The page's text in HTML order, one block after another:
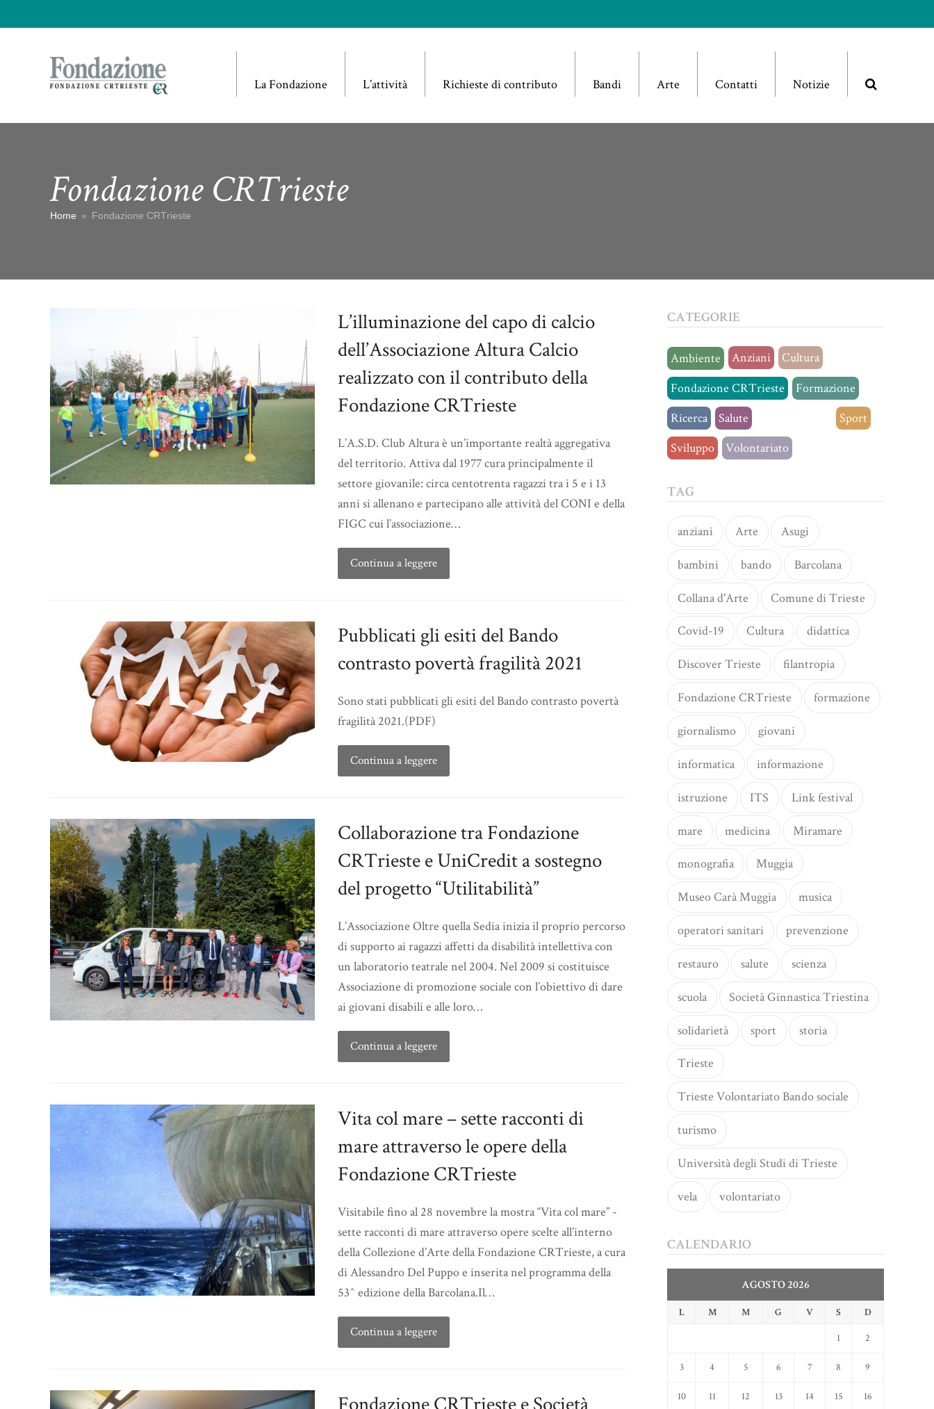
La Fondazione L’attività Richieste di contributo Bandi Arte Contatti Notizie
Fondazione CRTrieste
Home » Fondazione CRTrieste
L’illuminazione del capo di calcio
dell’Associazione Altura Calcio
realizzato con il contributo della
Fondazione CRTrieste
L’A.S.D. Club Altura è un’importante realtà aggregativa
del territorio. Attiva dal 1977 cura principalmente il
settore giovanile: circa centotrenta ragazzi tra i 5 e i 13
anni si allenano e partecipano alle attività del CONI e della
FIGC cui l’associazione…
Continua a leggere
Pubblicati gli esiti del Bando
contrasto povertà fragilità 2021
Sono stati pubblicati gli esiti del Bando contrasto povertà
fragilità 2021.(PDF)
Continua a leggere
Collaborazione tra Fondazione
CRTrieste e UniCredit a sostegno
del progetto “Utilitabilità”
L’Associazione Oltre quella Sedia inizia il proprio percorso
di supporto ai ragazzi affetti da disabilità intellettiva con
un laboratorio teatrale nel 2004. Nel 2009 si costituisce
Associazione di promozione sociale con l’obiettivo di dare
ai giovani disabili e alle loro…
Continua a leggere
Vita col mare – sette racconti di
mare attraverso le opere della
Fondazione CRTrieste
Visitabile fino al 28 novembre la mostra “Vita col mare” -
sette racconti di mare attraverso opere scelte all’interno
della Collezione d’Arte della Fondazione CRTrieste, a cura
di Alessandro Del Puppo e inserita nel programma della
53^ edizione della Barcolana.Il…
Continua a leggere
CATEGORIE
Ambiente Anziani
Cultura
Fondazione CRTrieste
Formazione
Ricerca
Salute
Sport
Sviluppo
Volontariato
TAG
anziani Arte Asugi
bambini bando Barcolana
Collana d'Arte Comune di Trieste
Covid-19 Cultura didattica
Discover Trieste filantropia
Fondazione CRTrieste formazione
giornalismo giovani
informatica informazione
istruzione ITS Link festival
mare medicina Miramare
monografia Muggia
Museo Carà Muggia musica
operatori sanitari prevenzione
restauro salute scienza
scuola Società Ginnastica Triestina
solidarietà sport storia
Trieste
Trieste Volontariato Bando sociale
turismo
Università degli Studi di Trieste
vela volontariato
CALENDARIO
AGOSTO 2026
L M M G V S D
1 2
3 4 5 6 7 8 9
10 11 12 13 14 15 16